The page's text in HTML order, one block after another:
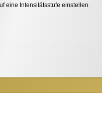
eine Intensitätsstufe einstellen.